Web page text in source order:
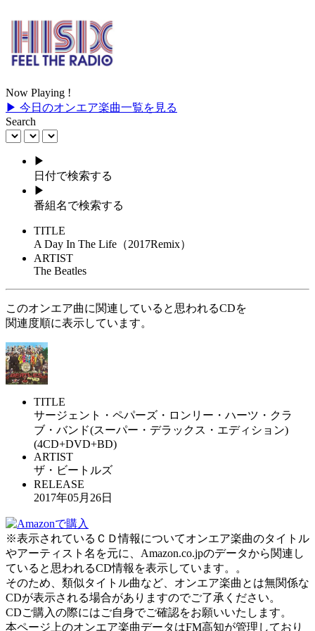
Now Playing !
▶ 今日のオンエア楽曲一覧を見る
Search
▶
日付で検索する
▶
番組名で検索する
TITLE
A Day In The Life（2017Remix）
ARTIST
The Beatles
このオンエア曲に関連していると思われるCDを
関連度順に表示しています。
TITLE
サージェント・ペパーズ・ロンリー・ハーツ・クラ
ブ・バンド(スーパー・デラックス・エディション)
(4CD+DVD+BD)
ARTIST
ザ・ビートルズ
RELEASE
2017年05月26日
※表示されているＣＤ情報についてオンエア楽曲のタイトル
やアーティスト名を元に、Amazon.co.jpのデータから関連し
ていると思われるCD情報を表示しています。。
そのため、類似タイトル曲など、オンエア楽曲とは無関係な
CDが表示される場合がありますのでご了承ください。
CDご購入の際にはご自身でご確認をお願いいたします。
本ページ上のオンエア楽曲データはFM高知が管理しており